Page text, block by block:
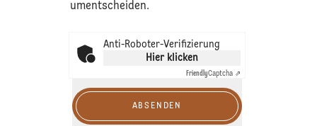
umentscheiden.
Anti-Roboter-Verifizierung
Hier klicken
FriendlyCaptcha ⇗
ABSENDEN